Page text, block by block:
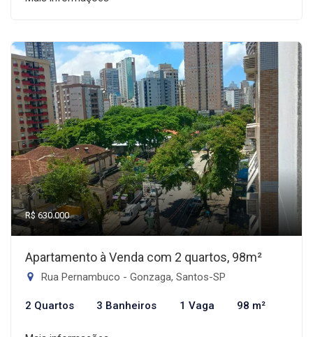
R$ 630.000
Apartamento à Venda com 2 quartos, 98m²
Rua Pernambuco - Gonzaga, Santos-SP
2 Quartos 3 Banheiros 1 Vaga 98 m²